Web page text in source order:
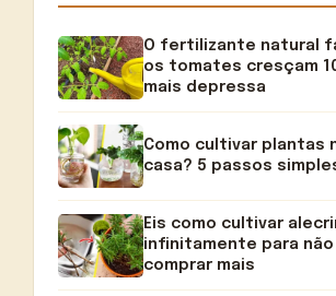
O fertilizante natural
os tomates cresçam
mais depressa
Como cultivar plantas
casa? 5 passos
Eis como cultivar
infinitamente para
comprar mais